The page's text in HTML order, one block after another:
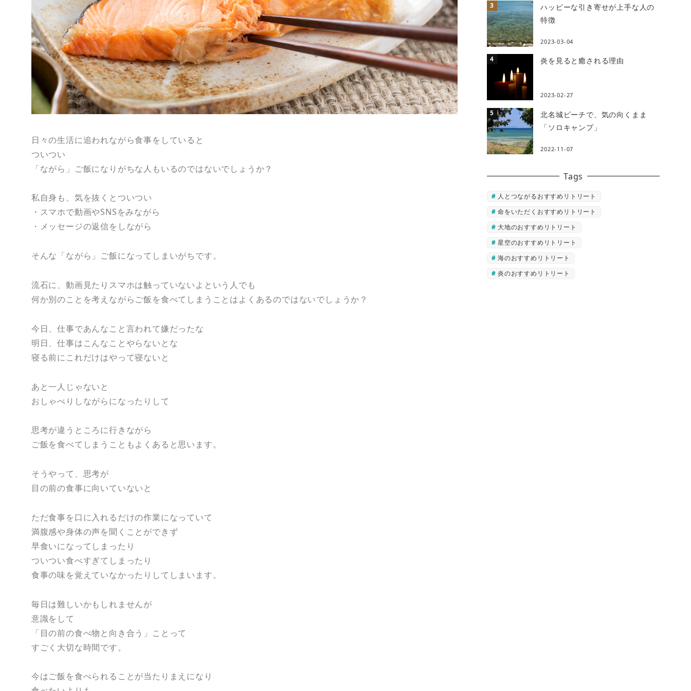
日々の生活に追われながら食事をしていると
ついつい
「ながら」ご飯になりがちな人もいるのではないでしょうか？
私自身も、気を抜くとついつい
・スマホで動画やSNSをみながら
・メッセージの返信をしながら
そんな「ながら」ご飯になってしまいがちです。
流石に、動画見たりスマホは触っていないよという人でも
何か別のことを考えながらご飯を食べてしまうことはよくあるのではないでしょうか？
今日、仕事であんなこと言われて嫌だったな
明日、仕事はこんなことやらないとな
寝る前にこれだけはやって寝ないと
あと一人じゃないと
おしゃべりしながらになったりして
思考が違うところに行きながら
ご飯を食べてしまうこともよくあると思います。
そうやって、思考が
目の前の食事に向いていないと
ただ食事を口に入れるだけの作業になっていて
満腹感や身体の声を聞くことができず
早食いになってしまったり
ついつい食べすぎてしまったり
食事の味を覚えていなかったりしてしまいます。
毎日は難しいかもしれませんが
意識をして
「目の前の食べ物と向き合う」ことって
すごく大切な時間です。
今はご飯を食べられることが当たりまえになり
ハッピーな引き寄せが上手な人の
特徴
2023-03-04
炎を見ると癒される理由
2023-02-27
北名城ビーチで、気の向くまま
「ソロキャンプ」
2022-11-07
Tags
人とつながるおすすめリトリート
命をいただくおすすめリトリート
大地のおすすめリトリート
星空のおすすめリトリート
海のおすすめリトリート
炎のおすすめリトリート